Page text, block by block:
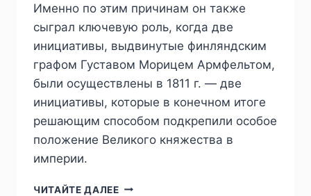
Именно по этим причинам он также
сыграл ключевую роль, когда две
инициативы, выдвинутые финляндским
графом Густавом Морицем Армфельтом,
были осуществлены в 1811 г. — две
инициативы, которые в конечном итоге
решающим способом подкрепили особое
положение Великого княжества в
империи.
ЧИТАЙТЕ ДАЛЕЕПИЖ